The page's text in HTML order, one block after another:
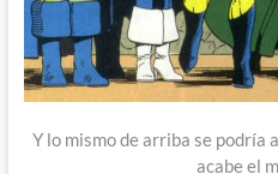
Y lo mismo de arriba se podría
acabe el